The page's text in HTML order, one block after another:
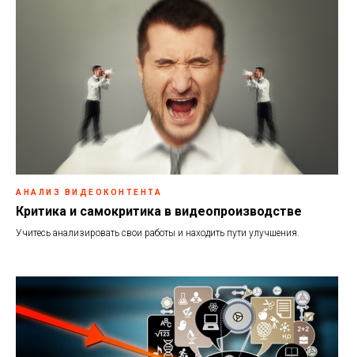
АНАЛИЗ ВИДЕОКОНТЕНТА
Критика и самокритика в видеопроизводстве
Учитесь анализировать свои работы и находить пути улучшения.